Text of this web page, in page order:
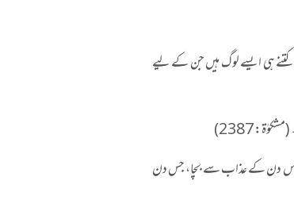
کتنے ہی ایسے لوگ ہیں جن کے لیے
یَوْمَ تَبْعَثُ عبادَکَ‘‘۔ (مشکوٰۃ:2400)(اے اللہ! مجھے اپنے اُس دن کے عذاب سے بچا، جس دن